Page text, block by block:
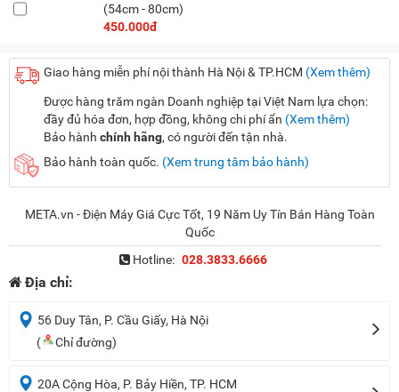
(54cm - 80cm)
450.000đ
Giao hàng miễn phí nội thành Hà Nội & TP.HCM (Xem thêm)
Được hàng trăm ngàn Doanh nghiệp tại Việt Nam lựa chọn:
đầy đủ hóa đơn, hợp đồng, không chi phí ẩn (Xem thêm)
Bảo hành chính hãng, có người đến tận nhà.
Bảo hành toàn quốc. (Xem trung tâm bảo hành)
META.vn - Điện Máy Giá Cực Tốt, 19 Năm Uy Tín Bán Hàng Toàn
Quốc
Hotline: 028.3833.6666
Địa chỉ:
56 Duy Tân, P. Cầu Giấy, Hà Nội
(
Chỉ đường)
20A Cộng Hòa, P. Bảy Hiền, TP. HCM